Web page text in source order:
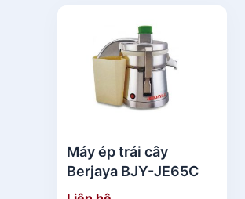
Máy ép trái cây
Berjaya BJY-JE65C